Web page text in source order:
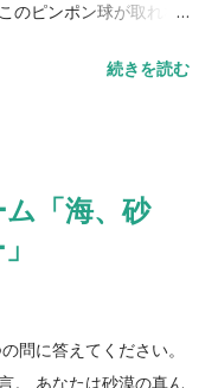
のピンポン球が取れな
咽喉頭異常感症」とも
調べてみた。
続きを読む
「海、砂
問に答えてください。
。 あなたは砂漠の真ん